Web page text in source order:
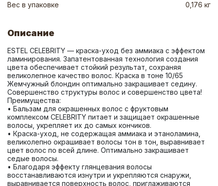
Вес в упаковке
0,176 кг
Описание
ESTEL CELEBRITY — краска-уход без аммиака с эффектом
ламинирования. Запатентованная технология создания
цвета обеспечивает стойкий результат, сохраняя
великолепное качество волос. Краска в тоне 10/65
Жемчужный блондин оптимально закрашивает седину.
Совершенство структуры волос и совершенство цвета!
Преимущества:
• Бальзам для окрашенных волос с фруктовым
комплексом CELEBRITY питает и защищает окрашенные
волосы, укрепляет их до самых кончиков.
• Краска-уход, не содержащая аммиака и этаноламина,
великолепно окрашивает волосы тон в тон, выравнивает
цвет волос по всей длине. Оптимально закрашивает
седые волосы.
• Благодаря эффекту глянцевания волосы
восстанавливаются изнутри и укрепляются снаружи,
выравнивается поверхность волос, приглаживаются